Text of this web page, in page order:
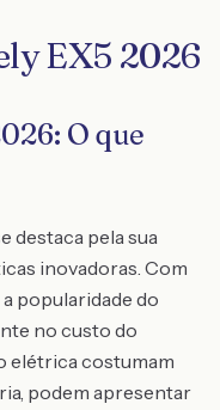
EX5 2026
O que
destaca pela sua
inovadoras. Com
popularidade do
no custo do
elétrica costumam
podem apresentar